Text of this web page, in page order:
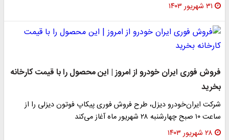
۳۱ شهریور ۱۴۰۳
فروش فوری ایران خودرو از امروز | این محصول را با قیمت کارخانه
بخرید
شرکت ایران‌خودرو دیزل، طرح فروش فوری پیکاپ فوتون دیزلی را از
ساعت ۱۰ صبح چهارشنبه ۲۸ شهریور ماه آغاز می‌کند
۲۸ شهریور ۱۴۰۳